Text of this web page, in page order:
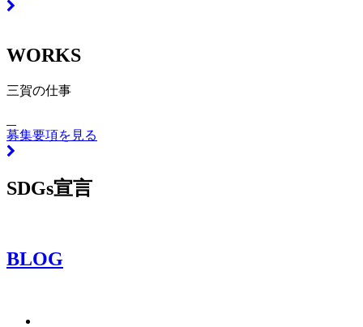
WORKS
三賀の仕事
募集要項を見る
SDGs宣言
BLOG